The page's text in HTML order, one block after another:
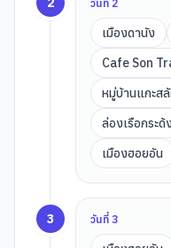
วันที่ 2
เมืองดานัง
Cafe Son
หมู่บ้านแกะส
ล่องเรือกระด้
เมืองฮอยอัน
3 วันที่3